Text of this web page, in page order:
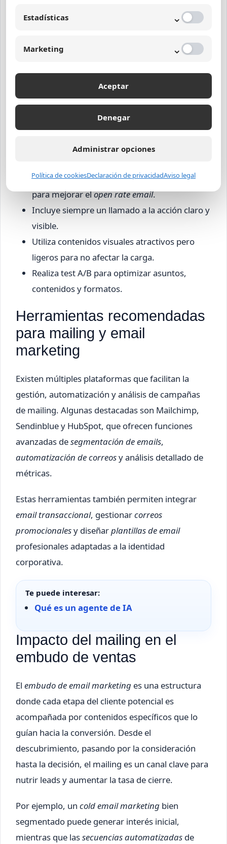
mejorar la tasa de conversión, mientras que
campañas en redes sociales refuerzan el mensaje
potenciar tu estrategia de
mailing
Actualiza y limpia regularmente tu lista de
contactos para mantener alta la
Prueba diferentes asuntos y horarios de envío
para mejorar elopen rate email.
Incluye siempre un llamado a la acción claro y
visible.
Utiliza contenidos visuales atractivos pero
ligeros para no afectar la carga.
Realiza test A/B para optimizar asuntos,
contenidos y formatos.
Herramientas recomendadas
para mailing y email
marketing
Existen múltiples plataformas que facilitan la
gestión, automatización y análisis de campañas
de mailing. Algunas destacadas son Mailchimp,
Sendinblue y HubSpot, que ofrecen funciones
avanzadas desegmentación de emails,
automatización de correosy análisis detallado de
métricas.
Estas herramientas también permiten integrar
email transaccional, gestionarcorreos
promocionalesy diseñarplantillas de email
profesionales adaptadas a la identidad
corporativa.
Te puede interesar:
Qué es un agente de IA
Impacto del mailing en el
embudo de ventas
El embudo de email marketing es una estructura
donde cada etapa del cliente potencial es
acompañada por contenidos específicos que lo
guían hacia la conversión. Desde el
descubrimiento, pasando por la consideración
hasta la decisión, el mailing es un canal clave para
nutrir leads y aumentar la tasa de cierre.
Por ejemplo, un cold email marketing bien
segmentado puede generar interés inicial,
mientras que lassecuencias automatizadas de
Estadísticas ⌄
Marketing ⌄
Aceptar
Denegar
Administrar opciones
Política de cookiesDeclaración de privacidadAviso legal